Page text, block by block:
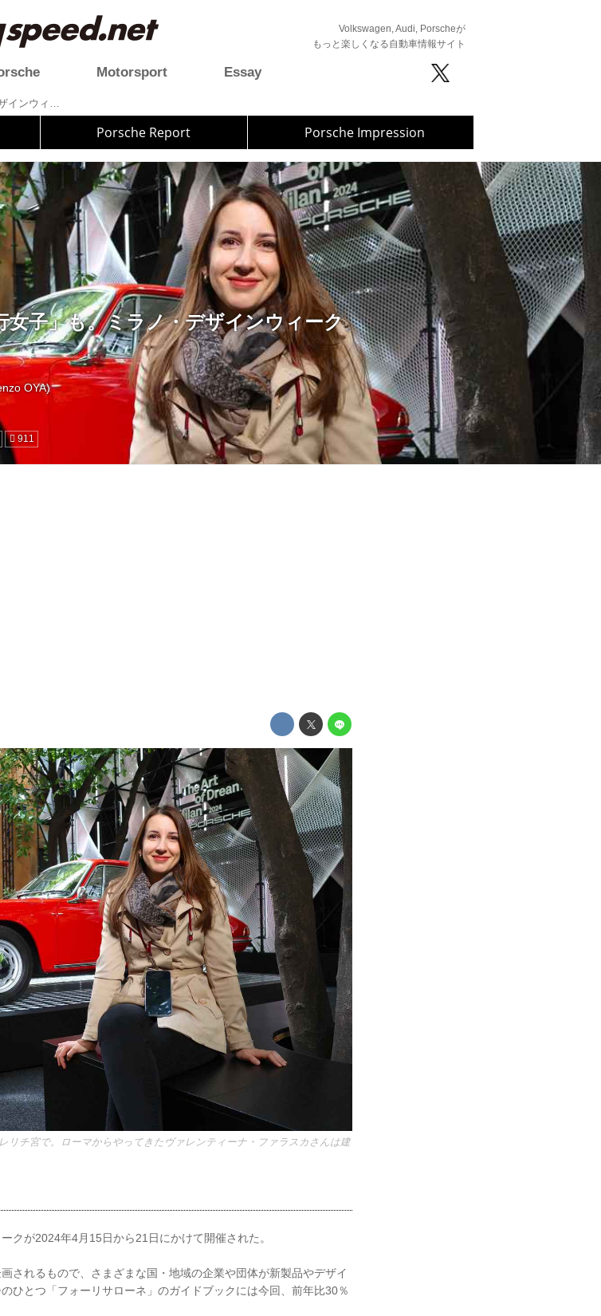
Volkswagen, Audi, Porscheが
もっと楽しくなる自動車情報サイト
Motorsport Essay
「自撮り女子」も「親孝行女子」も。ミラノ・デザインウィーク2024のポルシェ
Porsche Report Porsche Impression
女子」も。ミラノ・デザインウィーク
OYA)
911
リチ宮で。ローマからやってきたヴァレンティーナ・ファラスカさんは建
クが2024年4月15日から21日にかけて開催された。
されるもので、さまざまな国・地域の企業や団体が新製品やデザイ
ひとつ「フォーリサローネ」のガイドブックには今回、前年比30％